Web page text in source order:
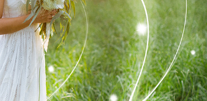
Korujen valokuvien muokkaus AI-koulutusdata